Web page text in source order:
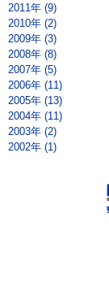
2011年 (9)
2010年 (2)
2009年 (3)
2008年 (8)
2007年 (5)
2006年 (11)
2005年 (13)
2004年 (11)
2003年 (2)
2002年 (1)